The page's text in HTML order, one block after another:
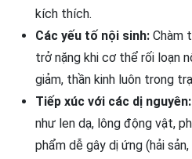
kích thích.
Các yếu tố nội sinh: Chàm
trở nặng khi cơ thể rối loạn
giảm, thần kinh luôn trong
Tiếp xúc với các dị nguyên:
như len dạ, lông động vật,
phẩm dễ gây dị ứng (hải